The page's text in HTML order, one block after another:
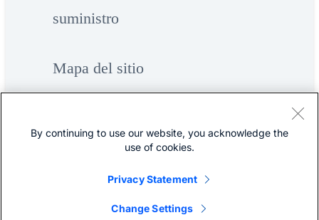
suministro
Mapa del sitio
By continuing to use our website, you acknowledge the
use of cookies.
Privacy Statement
Change Settings